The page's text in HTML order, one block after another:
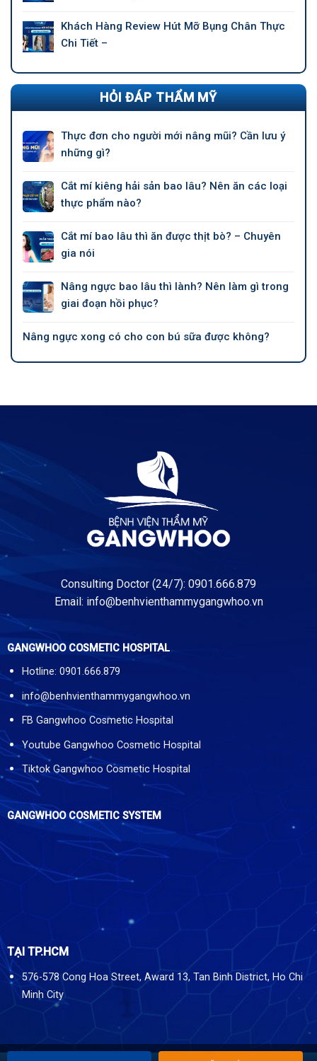
Khách Hàng Review Hút Mỡ Bụng Chân Thực
Chi Tiết –
HỎI ĐÁP THẨM MỸ
Thực đơn cho người mới nâng mũi? Cần lưu ý
những gì?
Cắt mí kiêng hải sản bao lâu? Nên ăn các loại
thực phẩm nào?
Cắt mí bao lâu thì ăn được thịt bò? – Chuyên
gia nói
Nâng ngực bao lâu thì lành? Nên làm gì trong
giai đoạn hồi phục?
Nâng ngực xong có cho con bú sữa được không?
Consulting Doctor (24/7): 0901.666.879
Email: info@benhvienthammygangwhoo.vn
GANGWHOO COSMETIC HOSPITAL
Hotline: 0901.666.879
info@benhvienthammygangwhoo.vn
FB Gangwhoo Cosmetic Hospital
Youtube Gangwhoo Cosmetic Hospital
Tiktok Gangwhoo Cosmetic Hospital
GANGWHOO COSMETIC SYSTEM
TẠI TP.HCM
576-578 Cong Hoa Street, Award 13, Tan Binh District, Ho Chi
Minh City